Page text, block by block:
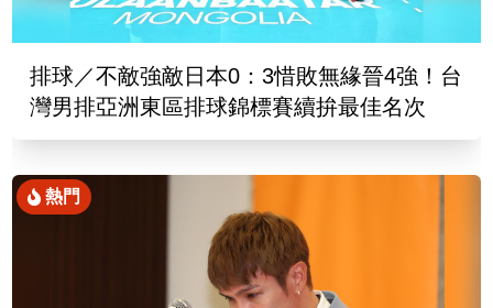
排球／不敵強敵日本0：3惜敗無緣晉4強！台
灣男排亞洲東區排球錦標賽續拚最佳名次
熱門